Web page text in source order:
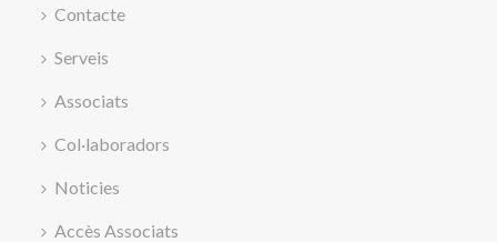
Contacte
Serveis
Associats
Col·laboradors
Noticies
Accès Associats